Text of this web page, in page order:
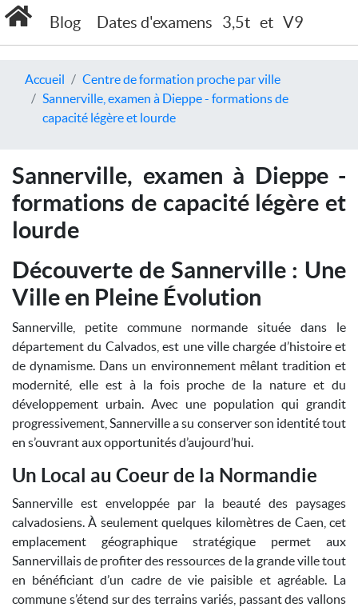
Blog Dates d'examens 3,5t et V9
Accueil
Centre de formation proche par ville
Sannerville, examen à Dieppe - formations de
capacité légère et lourde
Sannerville, examen à Dieppe -
formations de capacité légère et
lourde
Découverte de Sannerville : Une
Ville en Pleine Évolution
Sannerville, petite commune normande située dans le
département du Calvados, est une ville chargée d’histoire et
de dynamisme. Dans un environnement mêlant tradition et
modernité, elle est à la fois proche de la nature et du
développement urbain. Avec une population qui grandit
progressivement, Sannerville a su conserver son identité tout
en s’ouvrant aux opportunités d’aujourd’hui.
Un Local au Coeur de la Normandie
Sannerville est enveloppée par la beauté des paysages
calvadosiens. À seulement quelques kilomètres de Caen, cet
emplacement géographique stratégique permet aux
Sannervillais de profiter des ressources de la grande ville tout
en bénéficiant d’un cadre de vie paisible et agréable. La
commune s’étend sur des terrains variés, passant des vallons